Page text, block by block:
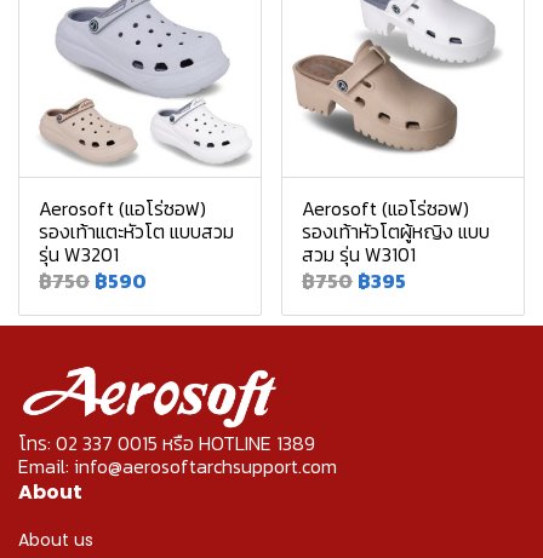
Aerosoft (แอโร่ซอฟ)
รองเท้าแตะหัวโต แบบสวม
รุ่น W3201
฿750 ฿590
Aerosoft (แอโร่ซอฟ)
รองเท้าหัวโตผู้หญิง แบบ
สวม รุ่น W3101
฿750 ฿395
โทร: 02 337 0015 หรือ HOTLINE 1389
Email: info@aerosoftarchsupport.com
About
About us